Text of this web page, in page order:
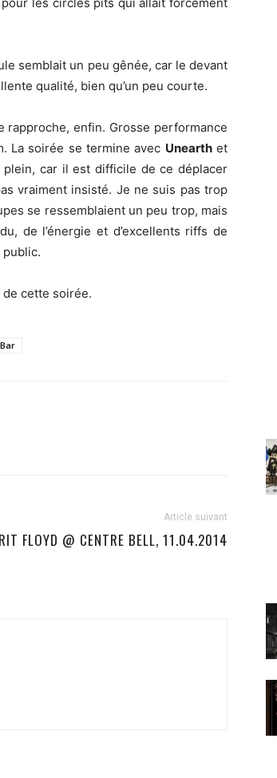
semblait un peu gênée, car le devant
qualité, bien qu’un peu courte.
enfin. Grosse performance
La soirée se termine avec Unearthet
car il est difficile de ce déplacer
vraiment insisté. Je ne suis pas trop
se ressemblaient un peu trop, mais
de l’énergie et d’excellents riffs de
de cette soirée.
Article suivant
FLOYD @ CENTRE BELL, 11.04.2014